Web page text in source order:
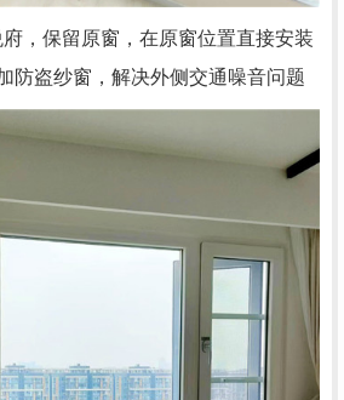
，保留原窗，在原窗位置直接安装
防盗纱窗，解决外侧交通噪音问题